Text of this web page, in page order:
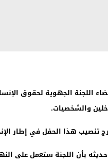
اللجنة الجهوية لحقوق
والشخصيات.
تنصيب هذا الحفل في إطار
بأن اللجنة ستعمل على